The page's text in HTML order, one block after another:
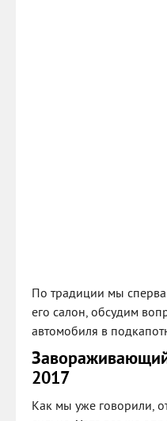
По традиции мы сперва
его салон, обсудим
автомобиля в
2017
Как мы уже говорили,